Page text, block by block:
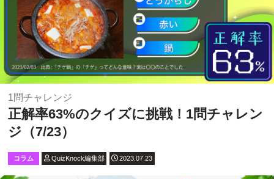
1問チャレンジ
正解率63%のクイズに挑戦！1問チャレン
ジ（7/23）
コラム QuizKnock編集部 2023.07.23